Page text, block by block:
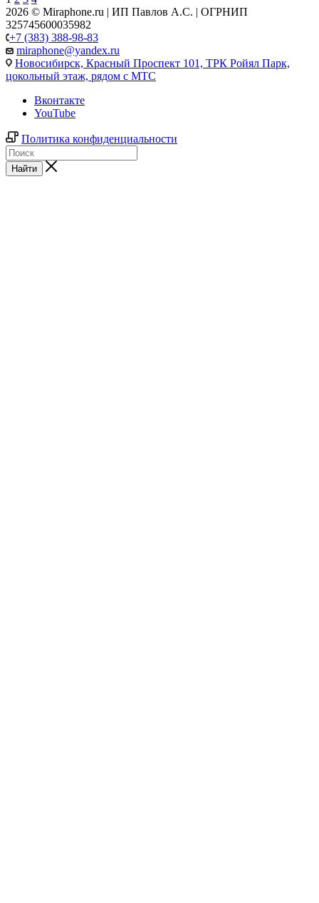
2026 © Miraphone.ru | ИП Павлов А.С. | ОГРНИП
325745600035982
+7 (383) 388-98-83
miraphone@yandex.ru
Новосибирск, Красный Проспект 101, ТРК Ройял Парк,
цокольный этаж, рядом с МТС
Вконтакте
YouTube
Политика конфиденциальности
Найти